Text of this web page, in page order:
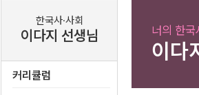
한국사·사회
이다지 선생님
커리큘럼
너의 한국
이다